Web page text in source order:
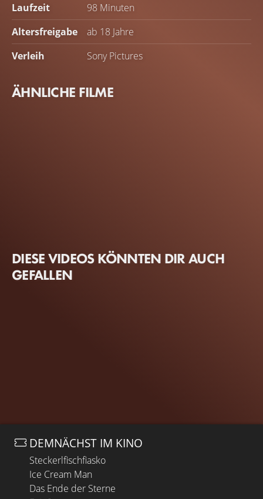
Laufzeit
98 Minuten
Altersfreigabe
ab 18 Jahre
Verleih
Sony Pictures
ÄHNLICHE FILME
DIESE VIDEOS KÖNNTEN DIR AUCH
GEFALLEN
DEMNÄCHST IM KINO
Steckerlfischfiasko
Ice Cream Man
Das Ende der Sterne